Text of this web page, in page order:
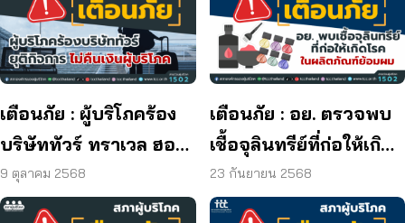
เตือนภัย : ผู้บริโภคร้อง
บริษัททัวร์ ทราเวล ฮอลิ
เดย์ ยุติกิจการ ไม่คืนเงิน
ผู้บริโภค
9 ตุลาคม 2568
เตือนภัย : อย. ตรวจพบ
เชื้อจุลินทรีย์ที่ก่อให้เกิด
โรค และพบแบคทีเรีย
ยีสต์ และรา เกิน
23 กันยายน 2568